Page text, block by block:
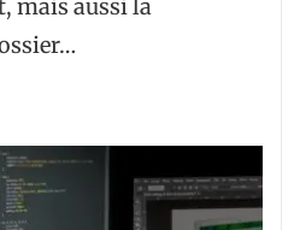
mais aussi la